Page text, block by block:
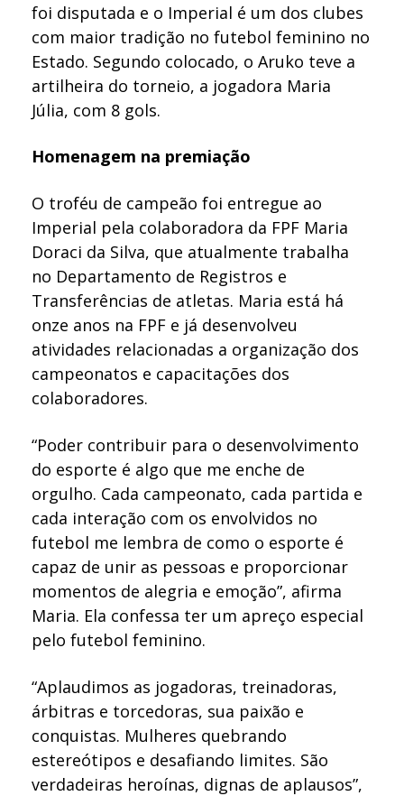
foi disputada e o Imperial é um dos clubes
com maior tradição no futebol feminino no
Estado. Segundo colocado, o Aruko teve a
artilheira do torneio, a jogadora Maria
Júlia, com 8 gols.
Homenagem na premiação
O troféu de campeão foi entregue ao
Imperial pela colaboradora da FPF Maria
Doraci da Silva, que atualmente trabalha
no Departamento de Registros e
Transferências de atletas. Maria está há
onze anos na FPF e já desenvolveu
atividades relacionadas a organização dos
campeonatos e capacitações dos
colaboradores.
“Poder contribuir para o desenvolvimento
do esporte é algo que me enche de
orgulho. Cada campeonato, cada partida e
cada interação com os envolvidos no
futebol me lembra de como o esporte é
capaz de unir as pessoas e proporcionar
momentos de alegria e emoção”, afirma
Maria. Ela confessa ter um apreço especial
pelo futebol feminino.
“Aplaudimos as jogadoras, treinadoras,
árbitras e torcedoras, sua paixão e
conquistas. Mulheres quebrando
estereótipos e desafiando limites. São
verdadeiras heroínas, dignas de aplausos”,